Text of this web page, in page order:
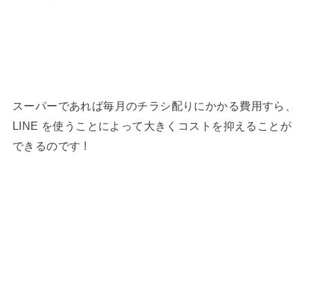
スーパーであれば毎月のチラシ配りにかかる費用すら、
LINE を使うことによって大きくコストを抑えることが
できるのです !